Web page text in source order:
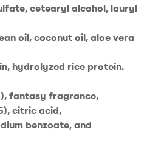
cetearyl alcohol, lauryl
oil, coconut oil, aloe vera
hydrolyzed rice protein.
fantasy fragrance,
citric acid,
benzoate, and